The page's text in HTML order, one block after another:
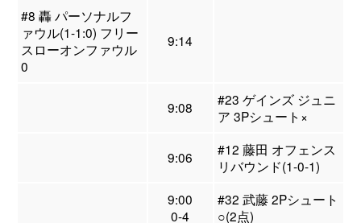
#8 轟 パーソナルフ
ァウル(1-1:0) フリー
スローオンファウル
0
9:14
9:08
#23 ゲインズ ジュニ
ア 3Pシュート×
9:06
#12 藤田 オフェンス
リバウンド(1-0-1)
9:00
0-4
#32 武藤 2Pシュート
○(2点)